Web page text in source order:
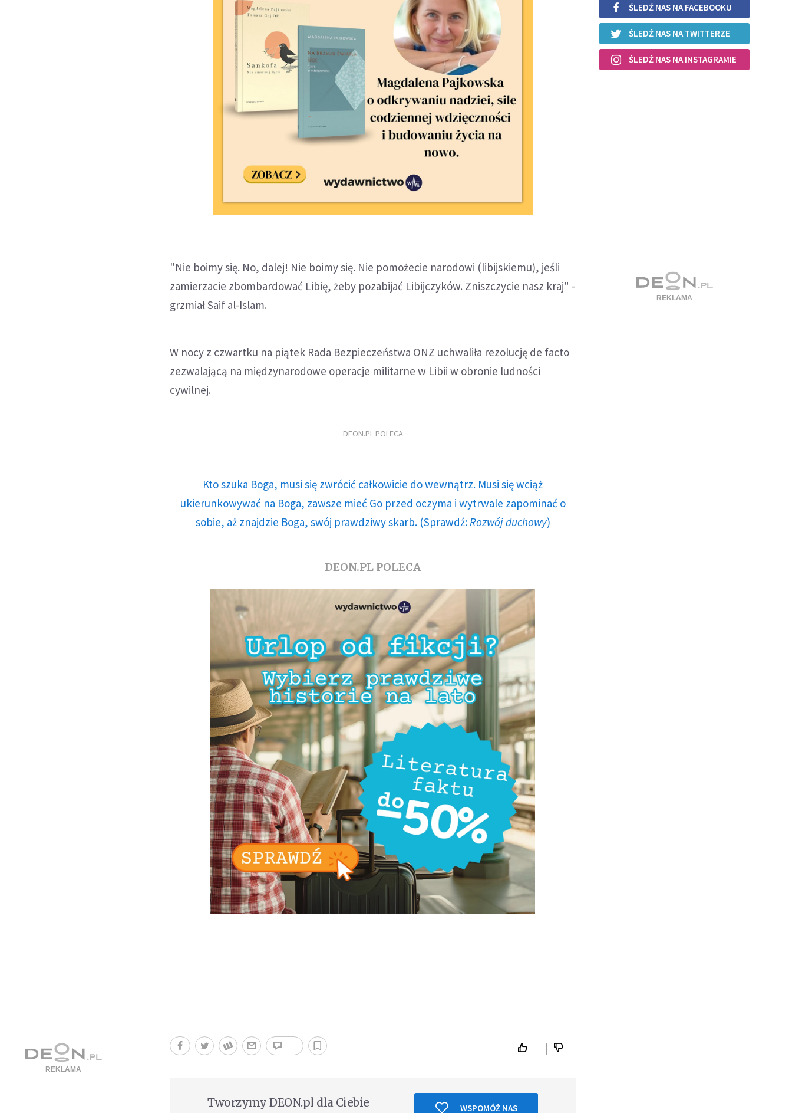
"Nie boimy się. No, dalej! Nie boimy się. Nie pomożecie narodowi (libijskiemu), jeśli
zamierzacie zbombardować Libię, żeby pozabijać Libijczyków. Zniszczycie nasz kraj" -
grzmiał Saif al-Islam.
W nocy z czwartku na piątek Rada Bezpieczeństwa ONZ uchwaliła rezolucję de facto
zezwalającą na międzynarodowe operacje militarne w Libii w obronie ludności
cywilnej.
DEON.PL POLECA
Kto szuka Boga, musi się zwrócić całkowicie do wewnątrz. Musi się wciąż
ukierunkowywać na Boga, zawsze mieć Go przed oczyma i wytrwale zapominać o
sobie, aż znajdzie Boga, swój prawdziwy skarb. (Sprawdź: Rozwój duchowy)
DEON.PL POLECA
Tworzymy DEON.pl dla Ciebie WSPOMÓŻ NAS
ŚLEDŹ NAS NA FACEBOOKU
ŚLEDŹ NAS NA TWITTERZE
ŚLEDŹ NAS NA INSTAGRAMIE